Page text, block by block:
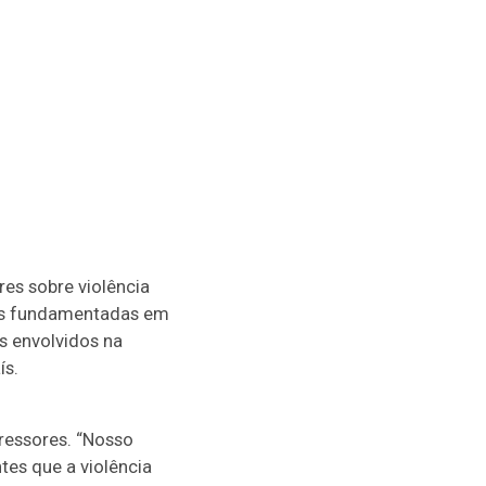
sobre violência
fundamentadas em
envolvidos na
“Nosso
que a violência